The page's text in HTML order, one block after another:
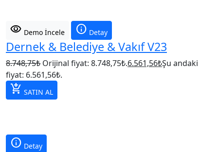
visibility Demo İncele info Detay
Dernek & Belediye & Vakıf V23
8.748,75₺ Orijinal fiyat: 8.748,75₺.6.561,56₺Şu andaki
fiyat: 6.561,56₺.
add_shopping_cart SATIN AL
info Detay